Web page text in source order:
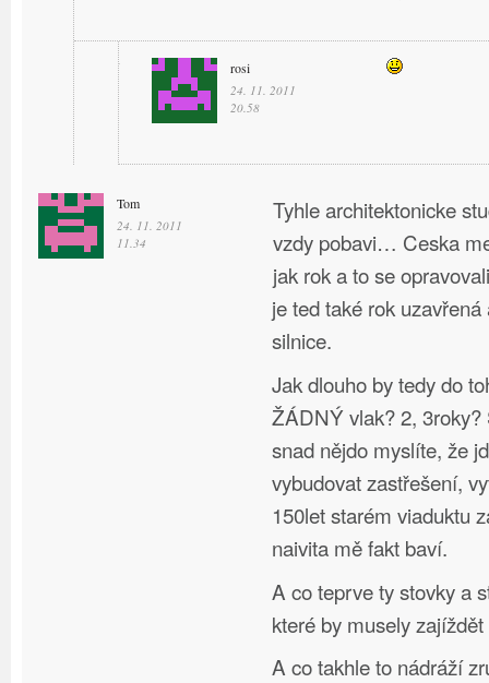
rosi
24. 11. 2011
20.58
Tom
24. 11. 2011
11.34
Tyhle architektonicke
vzdy pobavi… Ceska
jak rok a to se
je ted také rok
silnice.
Jak dlouho by tedy do
ŽÁDNÝ vlak? 2,
snad nějdo myslíte, že
vybudovat zastřešení,
150let starém viaduktu
naivita mě fakt baví.
A co teprve ty stovky a
které by musely
A co takhle to nádráží